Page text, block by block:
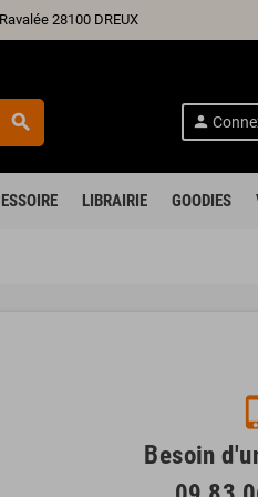
28100 DREUX
search person
LIBRAIRIE GOODIES
Besoin